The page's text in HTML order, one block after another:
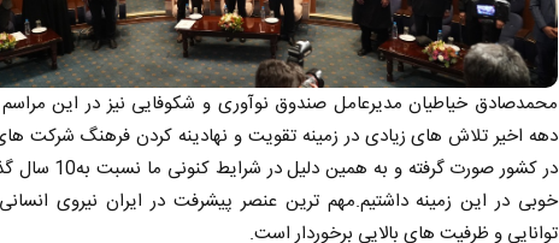
محمدصادق خیاطیان مدیرعامل صندوق نوآوری و شکوفایی نیز در این
دهه اخیر تلاش های زیادی در زمینه تقویت و نهادینه کردن فرهنگ شرکت
در کشور صورت گرفته و
خوبی در این زمینه داشتیم.مهم ترین عنصر پیشرفت در ایران نیروی
توانایی و ظرفیت های بالایی برخوردار است.